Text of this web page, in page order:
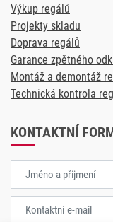
Výkup regálů
Projekty skladu
Doprava regálů
Garance zpětného
Montáž a demontáž
Technická kontrola
KONTAKTNÍ